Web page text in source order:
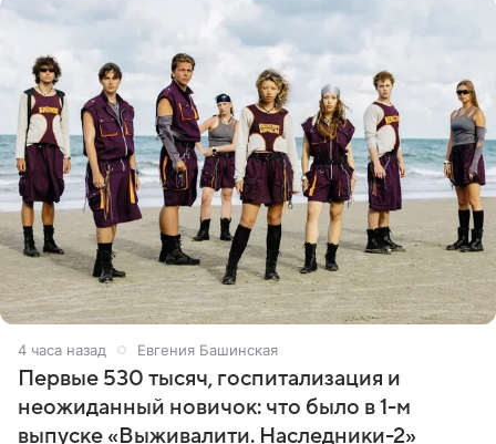
4 часа назад Евгения Башинская
Первые 530 тысяч, госпитализация и
неожиданный новичок: что было в 1-м
выпуске «Выживалити. Наследники-2»